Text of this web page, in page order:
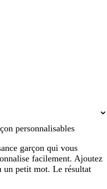
personnalisables
garçon qui vous
facilement. Ajoutez
un petit mot. Le résultat